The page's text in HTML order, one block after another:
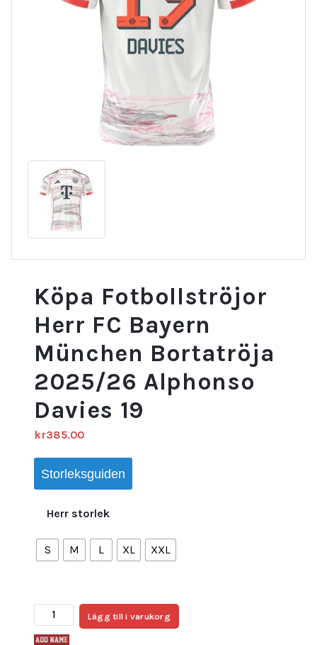
Köpa Fotbollströjor
Herr FC Bayern
München Bortatröja
2025/26 Alphonso
Davies 19
kr385.00
Storleksguiden
Herr storlek
S M L XL XXL
Köpa
Fotbollströjor
Lägg till i varukorg